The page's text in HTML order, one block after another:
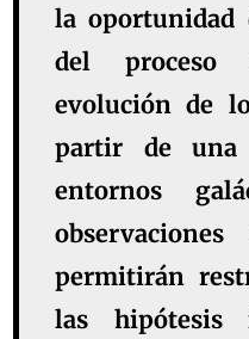
la oportunidad
del
evolución de
partir de una
entornos
permitirán
las hipótesis